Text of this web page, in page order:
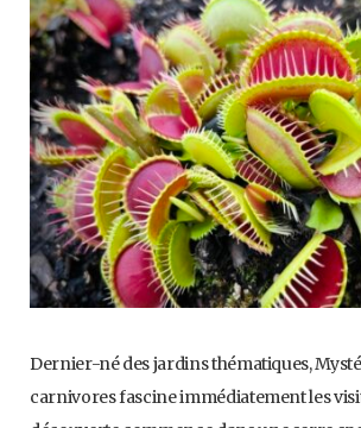
Dernier-né des jardins thématiques,
carnivores fascine immédiatement les